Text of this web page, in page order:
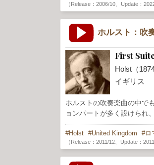
（Release：2006/10、Update：
ホルスト：吹
First
Holst（
イギリス
ホルストの吹奏楽曲の中で
ョンパートが多く設けられ
Holst United Kingdom ロ
（Release：2011/12、Update：